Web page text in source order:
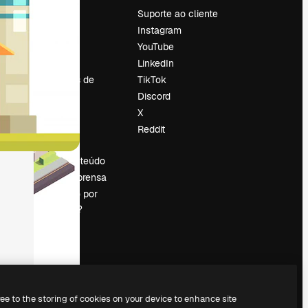
Tendências de
Slidesgo
Vender conteúdo
Sala de imprensa
Procurando por
magnific.ai?
Suporte ao cliente
Instagram
YouTube
LinkedIn
TikTok
Discord
X
Reddit
to the storing of cookies on your device to enhance site